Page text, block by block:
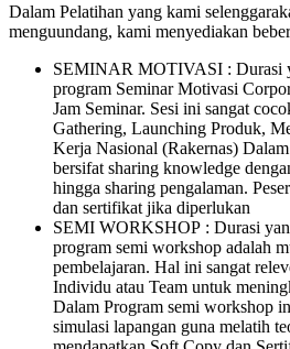
Dalam Pelatihan yang kami
menguundang, kami menyediakan
SEMINAR MOTIVASI : Durasi
program Seminar Motivasi
Jam Seminar. Sesi ini sangat
Gathering, Launching Produk,
Kerja Nasional (Rakernas)
bersifat sharing knowledge
hingga sharing pengalaman.
dan sertifikat jika diperlukan
SEMI WORKSHOP : Durasi
program semi workshop adalah
pembelajaran. Hal ini sangat
Individu atau Team untuk
Dalam Program semi workshop
simulasi lapangan guna melatih